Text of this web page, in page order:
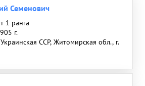
Семенович
1 ранга
г.
Украинская ССР, Житомирская обл., г.